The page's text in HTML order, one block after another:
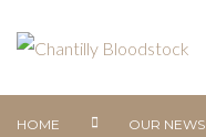
HOME
OUR NEWS